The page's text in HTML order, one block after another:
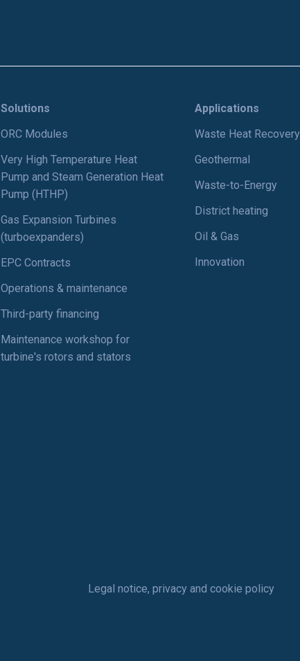
Solutions
ORC Modules
Very High Temperature Heat
Pump and Steam Generation Heat
Pump (HTHP)
Gas Expansion Turbines
(turboexpanders)
EPC Contracts
Operations & maintenance
Third-party financing
Maintenance workshop for
turbine's rotors and stators
Applications
Waste Heat Recovery
Geothermal
Waste-to-Energy
District heating
Oil & Gas
Innovation
Legal notice, privacy and cookie policy